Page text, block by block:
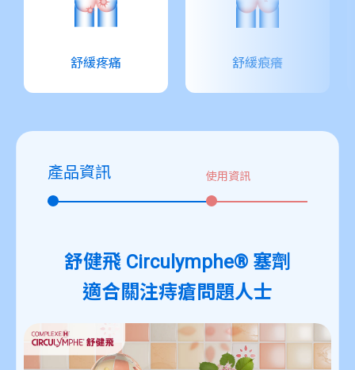
舒緩疼痛 舒緩痕癢
產品資訊 使用資訊
舒健飛 Circulymphe® 塞劑
適合關注痔瘡問題人士